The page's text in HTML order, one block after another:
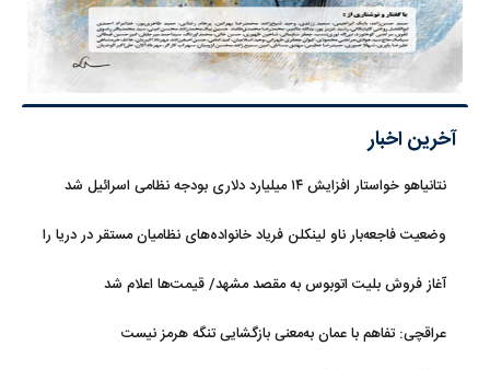
آخرین اخبار
نتانیاهو خواستار افزایش ۱۴ میلیارد دلاری بودجه نظامی اسرائیل شد
وضعیت فاجعه‌بار ناو لینکلن فریاد خانواده‌های نظامیان مستقر در دریا را
آغاز فروش بلیت اتوبوس به مقصد مشهد/ قیمت‌ها اعلام شد
عراقچی: تفاهم با عمان به‌معنی بازگشایی تنگه هرمز نیست